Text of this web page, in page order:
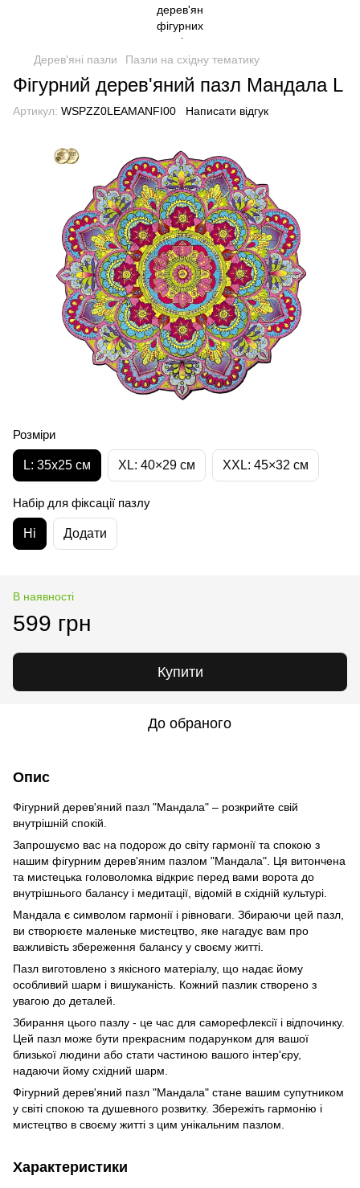
Дерев'яні пазли Пазли на східну тематику
Фігурний дерев'яний пазл Мандала L
Артикул: WSPZZ0LEAMANFI00 Написати відгук
Розміри
L: 35х25 см XL: 40×29 см XXL: 45×32 cм
Набір для фіксації пазлу
Ні Додати
В наявності
599 грн
Купити
До обраного
Опис
Фігурний дерев'яний пазл "Мандала" – розкрийте свій
внутрішній спокій.
Запрошуємо вас на подорож до світу гармонії та спокою з
нашим фігурним дерев'яним пазлом "Мандала". Ця витончена
та мистецька головоломка відкриє перед вами ворота до
внутрішнього балансу і медитації, відомій в східній культурі.
Мандала є символом гармонії і рівноваги. Збираючи цей пазл,
ви створюєте маленьке мистецтво, яке нагадує вам про
важливість збереження балансу у своєму житті.
Пазл виготовлено з якісного матеріалу, що надає йому
особливий шарм і вишуканість. Кожний пазлик створено з
увагою до деталей.
Збирання цього пазлу - це час для саморефлексії і відпочинку.
Цей пазл може бути прекрасним подарунком для вашої
близької людини або стати частиною вашого інтер'єру,
надаючи йому східний шарм.
Фігурний дерев'яний пазл "Мандала" стане вашим супутником
у світі спокою та душевного розвитку. Збережіть гармонію і
мистецтво в своєму житті з цим унікальним пазлом.
Характеристики